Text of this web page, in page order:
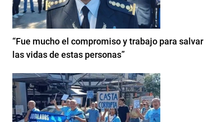
“Fue mucho el compromiso y trabajo para salvar
las vidas de estas personas”